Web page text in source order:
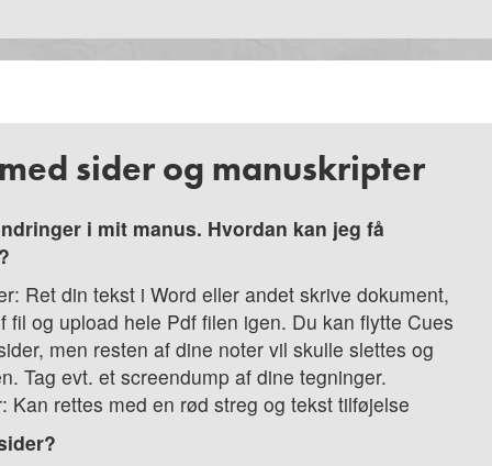
sider og manuskripter
i mit manus. Hvordan kan jeg få
Ret din tekst i Word eller andet skrive dokument,
fil og upload hele Pdf filen igen. Du kan flytte Cues
men resten af dine noter vil skulle slettes og
Tag evt. et screendump af dine tegninger.
Kan rettes med en rød streg og tekst tilføjelse